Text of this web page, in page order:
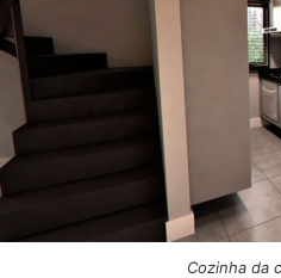
Cozinha da